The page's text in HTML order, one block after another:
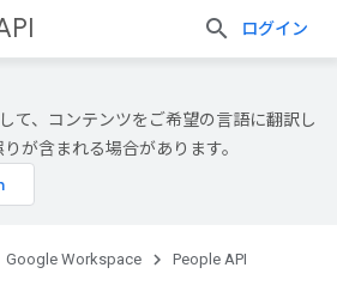
ログイン
て、コンテンツをご希望の言語に翻訳し
が含まれる場合があります。
Google Workspace
People API